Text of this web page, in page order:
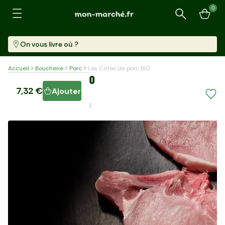
Recherche
0
On vous livre où ?
Accueil Boucherie Porc Les Côtes de porc BIO
Les Côtes de porc BIO
28,15 €/kg
7,32 € Ajouter